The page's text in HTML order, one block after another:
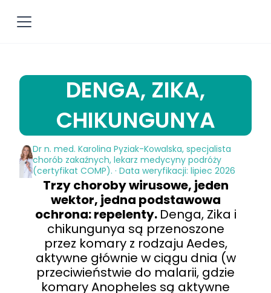
DENGA, ZIKA,
CHIKUNGUNYA
Dr n. med. Karolina Pyziak-Kowalska, specjalista
chorób zakaźnych, lekarz medycyny podróży
(certyfikat COMP). · Data weryfikacji: lipiec 2026
Trzy choroby wirusowe, jeden
wektor, jedna podstawowa
ochrona: repelenty. Denga, Zika i
chikungunya są przenoszone
przez komary z rodzaju Aedes,
aktywne głównie w ciągu dnia (w
przeciwieństwie do malarii, gdzie
komary Anopheles są aktywne